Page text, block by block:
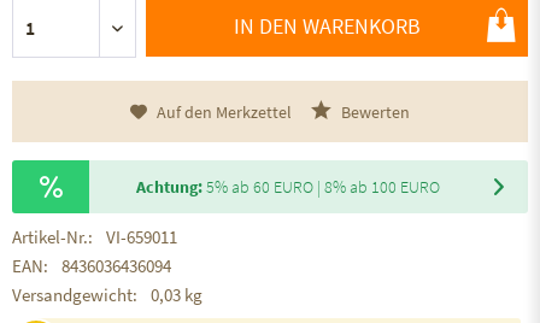
IN DEN WARENKORB
Auf den Merkzettel Bewerten
Achtung:5% ab 60 EURO | 8% ab 100 EURO
Artikel-Nr.:
VI-659011
EAN:
8436036436094
Versandgewicht:
0,03 kg